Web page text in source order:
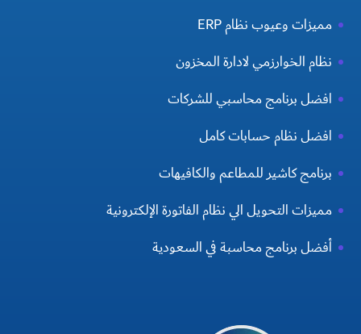
مميزات وعيوب نظام ERP
نظام الخوارزمي لادارة المخزون
افضل برنامج محاسبي للشركات
افضل نظام حسابات كامل
برنامج كاشير للمطاعم والكافيهات
مميزات التحويل الي نظام الفاتورة الإلكترونية
أفضل برنامج محاسبة في السعودية